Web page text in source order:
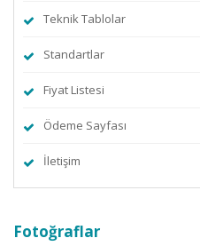
Teknik Tablolar
Standartlar
Fiyat Listesi
Ödeme Sayfası
İletişim
Fotoğraflar